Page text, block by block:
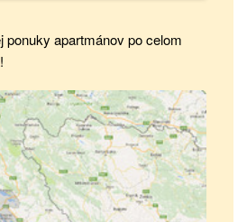
ponuky apartmánov po celom